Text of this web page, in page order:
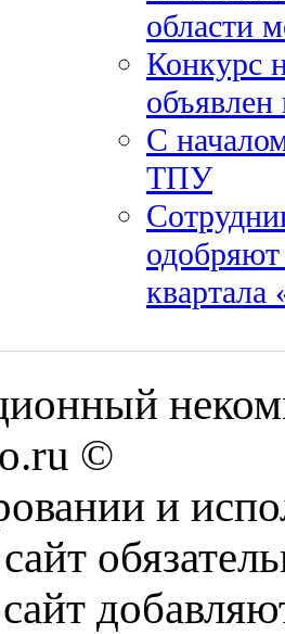
области
Конкурс
объявлен
С
ТПУ
одобряют
квартала
©
и